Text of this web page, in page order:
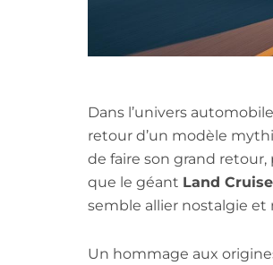
Dans l’univers
retour d’un modèle
de faire son grand
que le géant Land
semble allier nostalgie et
Un hommage aux